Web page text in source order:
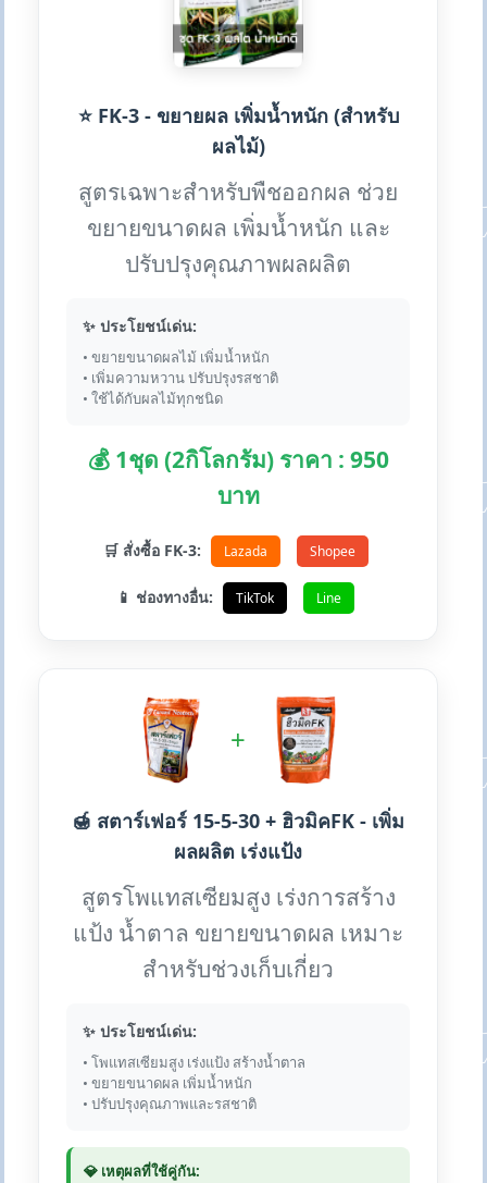
⭐ FK-3 - ขยายผล เพิ่มน้ำหนัก (สำหรับ
ผลไม้)
สูตรเฉพาะสำหรับพืชออกผล ช่วย
ขยายขนาดผล เพิ่มน้ำหนัก และ
ปรับปรุงคุณภาพผลผลิต
✨ ประโยชน์เด่น:
• ขยายขนาดผลไม้ เพิ่มน้ำหนัก
• เพิ่มความหวาน ปรับปรุงรสชาติ
• ใช้ได้กับผลไม้ทุกชนิด
💰 1ชุด (2กิโลกรัม) ราคา : 950
บาท
🛒 สั่งซื้อ FK-3: Lazada Shopee
📱 ช่องทางอื่น: TikTok Line
+
🍯 สตาร์เฟอร์ 15-5-30 + ฮิวมิคFK - เพิ่ม
ผลผลิต เร่งแป้ง
สูตรโพแทสเซียมสูง เร่งการสร้าง
แป้ง น้ำตาล ขยายขนาดผล เหมาะ
สำหรับช่วงเก็บเกี่ยว
✨ ประโยชน์เด่น:
• โพแทสเซียมสูง เร่งแป้ง สร้างน้ำตาล
• ขยายขนาดผล เพิ่มน้ำหนัก
• ปรับปรุงคุณภาพและรสชาติ
💎 เหตุผลที่ใช้คู่กัน: